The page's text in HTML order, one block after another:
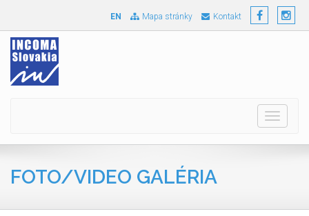
EN Mapa stránky Kontakt
Toggle
FOTO/VIDEO GALÉRIA